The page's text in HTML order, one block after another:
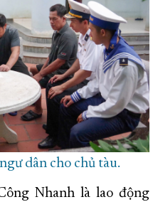
dân cho chủ tàu.
Nhanh là lao động